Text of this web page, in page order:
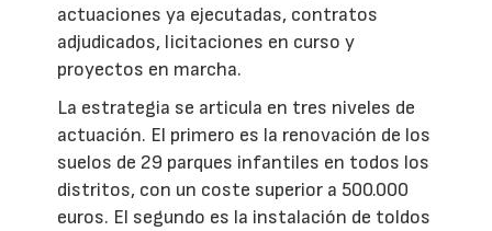
actuaciones ya ejecutadas, contratos
adjudicados, licitaciones en curso y
proyectos en marcha.
La estrategia se articula en tres niveles de
actuación. El primero es la renovación de los
suelos de 29 parques infantiles en todos los
distritos, con un coste superior a 500.000
euros. El segundo es la instalación de toldos